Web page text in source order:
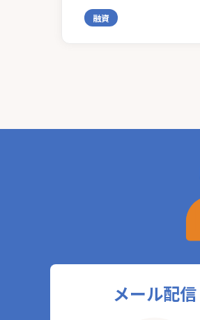
融資
メール配信